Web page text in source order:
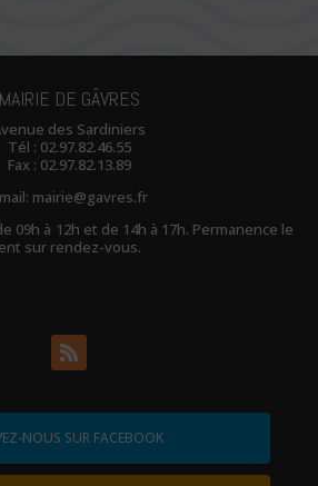
MAIRIE DE GÂVRES
des Sardiniers
Tél : 02.97.82.46.55
Fax : 02.97.82.13.89
mairie@gavres.fr
09h à 12h et de 14h à 17h. Permanence le
sur rendez-vous.
NOUS SUR FACEBOOK